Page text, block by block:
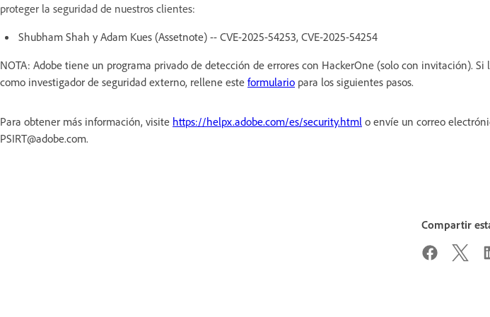
proteger la seguridad de nuestros clientes:
Shubham Shah y Adam Kues (Assetnote) -- CVE-2025-54253, CVE-2025-54254
NOTA: Adobe tiene un programa privado de detección de errores con HackerOne (solo con invitación).
como investigador de seguridad externo, rellene este formulario para los siguientes pasos.
Para obtener más información, visite https://helpx.adobe.com/es/security.html o envíe un correo
PSIRT@adobe.com.
Compartir